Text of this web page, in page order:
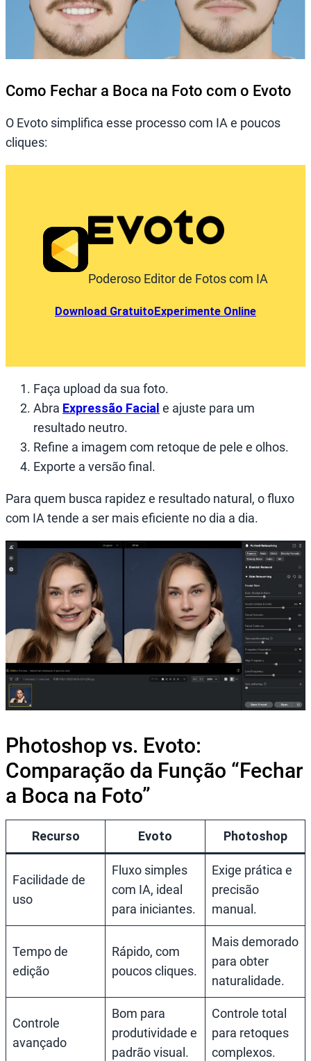
Como Fechar a Boca na Foto com o Evoto
O Evoto simplifica esse processo com IA e poucos
cliques:
Poderoso Editor de Fotos com IA
Download Gratuito Experimente Online
Faça upload da sua foto.
Abra Expressão Facial e ajuste para um
resultado neutro.
Refine a imagem com retoque de pele e olhos.
Exporte a versão final.
Para quem busca rapidez e resultado natural, o fluxo
com IA tende a ser mais eficiente no dia a dia.
Photoshop vs. Evoto:
Comparação da Função “Fechar
a Boca na Foto”
Recurso Evoto Photoshop
Facilidade de
uso
Fluxo simples
com IA, ideal
para iniciantes.
Exige prática e
precisão
manual.
Tempo de
edição
Rápido, com
poucos cliques.
Mais demorado
para obter
naturalidade.
Controle
avançado
Bom para
produtividade e
padrão visual.
Controle total
para retoques
complexos.